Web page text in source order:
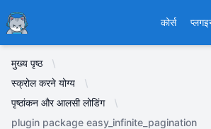
Ducafecat कोर्स
मुख्य पृष्ठ
स्क्रोल करने योग्य
पृष्ठांकन और आलसी लोडिंग
plugin package easy_infinite_pagination